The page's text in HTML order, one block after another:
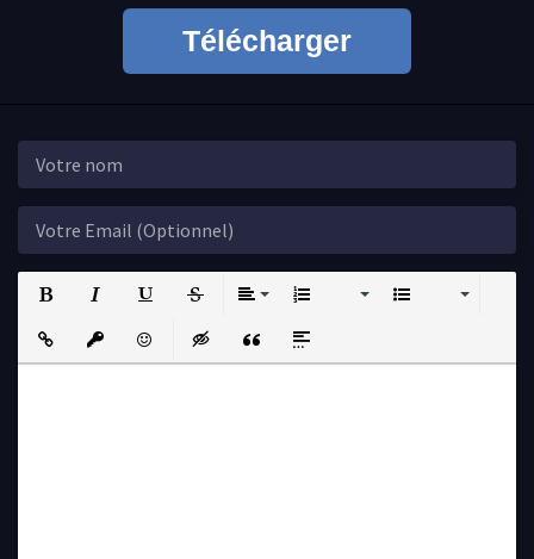
Télécharger
Strikethrough
Insert LinkInsert protected link
EmoticonsInsert hidden text
Insert QuoteInsert spoiler